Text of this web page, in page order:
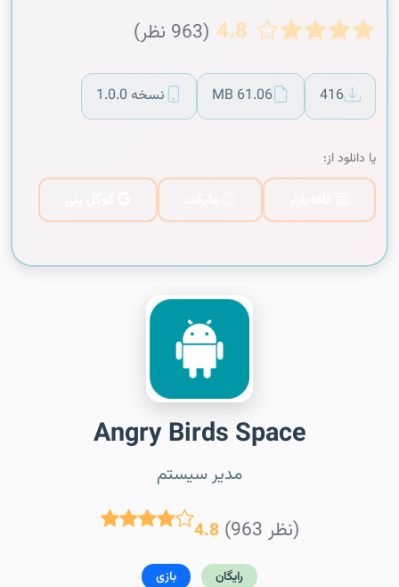
4.8 (963 نظر)
416
61.06 MB نسخه 1.0.0
یا دانلود از:
Angry Birds Space
مدیر سیستم
4.8 (963 نظر)
رایگان بازی